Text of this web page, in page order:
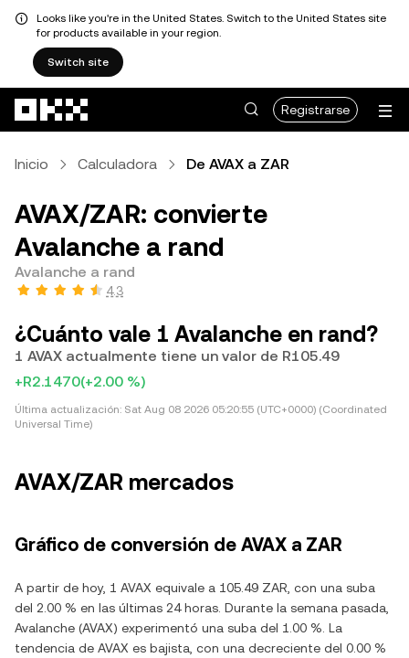
Looks like you're in the United States. Switch to the United States site
for products available in your region.
Switch site
Registrarse
Inicio Calculadora De AVAX a ZAR
AVAX/ZAR: convierte
Avalanche a rand
Avalanche a rand
4.3
¿Cuánto vale 1 Avalanche en rand?
1 AVAX actualmente tiene un valor de R105.49
+R2.1470(+2.00 %)
Última actualización: Sat Aug 08 2026 05:20:55 (UTC+0000) (Coordinated
Universal Time)
AVAX/ZAR mercados
Gráfico de conversión de AVAX a ZAR
A partir de hoy, 1 AVAX equivale a 105.49 ZAR, con una suba
del 2.00 % en las últimas 24 horas. Durante la semana pasada,
Avalanche (AVAX) experimentó una suba del 1.00 %. La
tendencia de AVAX es bajista, con una decreciente del 0.00 %